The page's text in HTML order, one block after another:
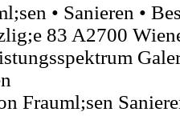
• Sanieren •
83 A2700
Frauml;sen